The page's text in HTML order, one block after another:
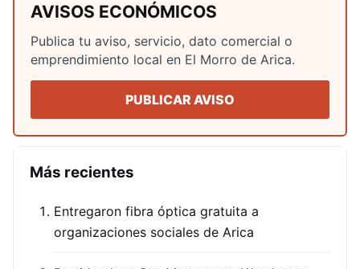
AVISOS ECONÓMICOS
Publica tu aviso, servicio, dato comercial o
emprendimiento local en El Morro de Arica.
PUBLICAR AVISO
Más recientes
Entregaron fibra óptica gratuita a
organizaciones sociales de Arica